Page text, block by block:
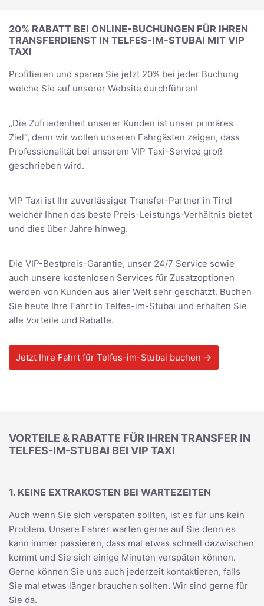
20% RABATT BEI ONLINE-BUCHUNGEN FÜR IHREN
TRANSFERDIENST IN TELFES-IM-STUBAI MIT VIP
TAXI
Profitieren und sparen Sie jetzt 20% bei jeder Buchung
welche Sie auf unserer Website durchführen!
„Die Zufriedenheit unserer Kunden ist unser primäres
Ziel“, denn wir wollen unseren Fahrgästen zeigen, dass
Professionalität bei unserem VIP Taxi-Service groß
geschrieben wird.
VIP Taxi ist Ihr zuverlässiger Transfer-Partner in Tirol
welcher Ihnen das beste Preis-Leistungs-Verhältnis bietet
und dies über Jahre hinweg.
Die VIP-Bestpreis-Garantie, unser 24/7 Service sowie
auch unsere kostenlosen Services für Zusatzoptionen
werden von Kunden aus aller Welt sehr geschätzt. Buchen
Sie heute Ihre Fahrt in Telfes-im-Stubai und erhalten Sie
alle Vorteile und Rabatte.
Jetzt Ihre Fahrt für Telfes-im-Stubai buchen →
VORTEILE & RABATTE FÜR IHREN TRANSFER IN
TELFES-IM-STUBAI BEI VIP TAXI
1. KEINE EXTRAKOSTEN BEI WARTEZEITEN
Auch wenn Sie sich verspäten sollten, ist es für uns kein
Problem. Unsere Fahrer warten gerne auf Sie denn es
kann immer passieren, dass mal etwas schnell dazwischen
kommt und Sie sich einige Minuten verspäten können.
Gerne können Sie uns auch jederzeit kontaktieren, falls
Sie mal etwas länger brauchen sollten. Wir sind gerne für
Sie da.